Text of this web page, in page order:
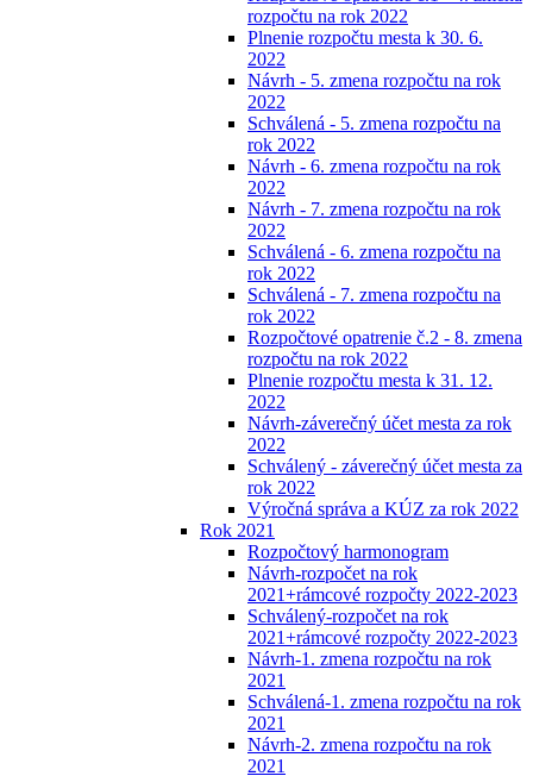
rozpočtu na rok 2022
Plnenie rozpočtu mesta k 30. 6.
2022
Návrh - 5. zmena rozpočtu na rok
2022
Schválená - 5. zmena rozpočtu na
rok 2022
Návrh - 6. zmena rozpočtu na rok
2022
Návrh - 7. zmena rozpočtu na rok
2022
Schválená - 6. zmena rozpočtu na
rok 2022
Schválená - 7. zmena rozpočtu na
rok 2022
Rozpočtové opatrenie č.2 - 8. zmena
rozpočtu na rok 2022
Plnenie rozpočtu mesta k 31. 12.
2022
Návrh-záverečný účet mesta za rok
2022
Schválený - záverečný účet mesta za
rok 2022
Výročná správa a KÚZ za rok 2022
Rok 2021
Rozpočtový harmonogram
Návrh-rozpočet na rok
2021+rámcové rozpočty 2022-2023
Schválený-rozpočet na rok
2021+rámcové rozpočty 2022-2023
Návrh-1. zmena rozpočtu na rok
2021
Schválená-1. zmena rozpočtu na rok
2021
Návrh-2. zmena rozpočtu na rok
2021